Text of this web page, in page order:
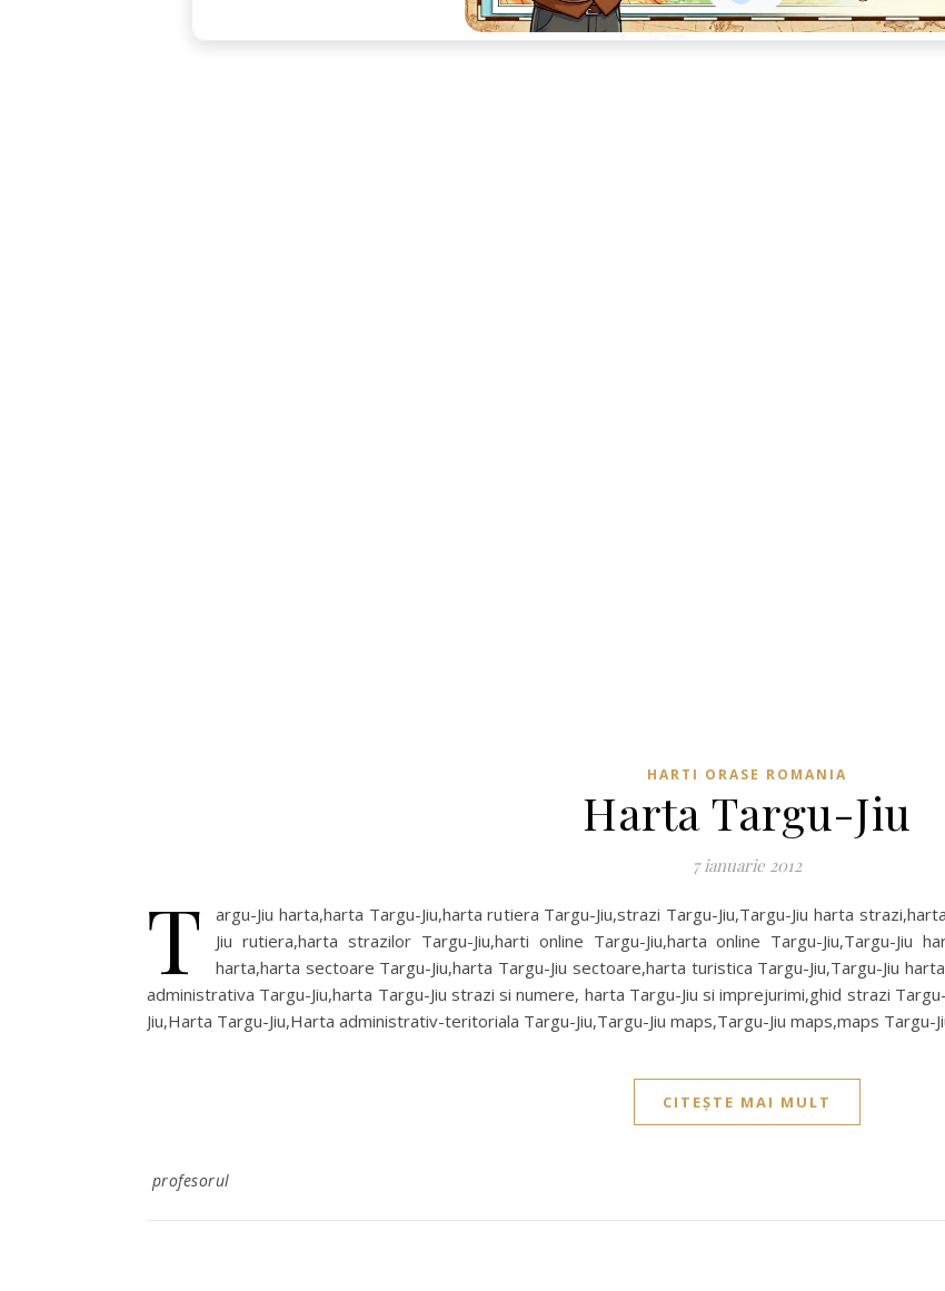
HARTI ORASE ROMANIA
Harta Targu-Jiu
7 ianuarie 2012
T
argu-Jiu harta,harta Targu-Jiu,harta rutiera Targu-Jiu,strazi Targu-Jiu,Targu-Jiu harta
Jiu rutiera,harta strazilor Targu-Jiu,harti online Targu-Jiu,harta online Targu-Jiu,Targu-Jiu
harta,harta sectoare Targu-Jiu,harta Targu-Jiu sectoare,harta turistica Targu-Jiu,Targu-Jiu
administrativa Targu-Jiu,harta Targu-Jiu strazi si numere, harta Targu-Jiu si imprejurimi,ghid strazi
Jiu,Harta Targu-Jiu,Harta administrativ-teritoriala Targu-Jiu,Targu-Jiu maps,Targu-Jiu maps,maps Targu-
CITEȘTE MAI MULT
profesorul